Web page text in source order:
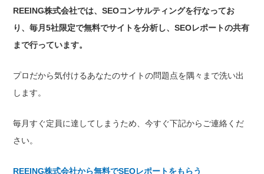
REEING株式会社では、SEOコンサルティングを行なってお
り、毎月5社限定で無料でサイトを分析し、SEOレポートの共有
まで行っています。
プロだから気付けるあなたのサイトの問題点を隅々まで洗い出
します。
毎月すぐ定員に達してしまうため、今すぐ下記からご連絡くだ
さい。
REEING株式会社から無料でSEOレポートをもらう